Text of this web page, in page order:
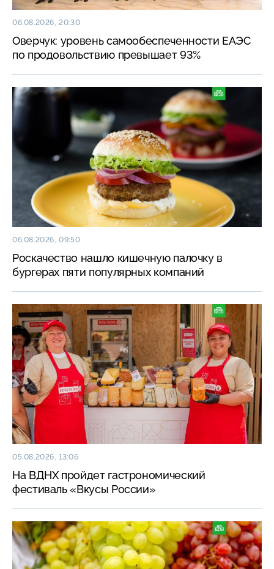
06.08.2026, 20:30
Оверчук: уровень самообеспеченности ЕАЭС
по продовольствию превышает 93%
06.08.2026, 09:50
Роскачество нашло кишечную палочку в
бургерах пяти популярных компаний
05.08.2026, 13:06
На ВДНХ пройдет гастрономический
фестиваль «Вкусы России»